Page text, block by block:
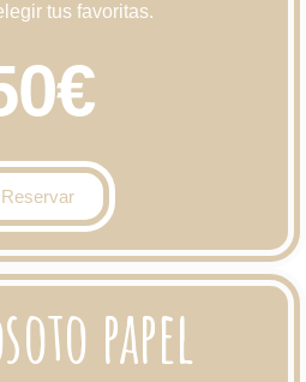
tus favoritas.
Reservar
papel